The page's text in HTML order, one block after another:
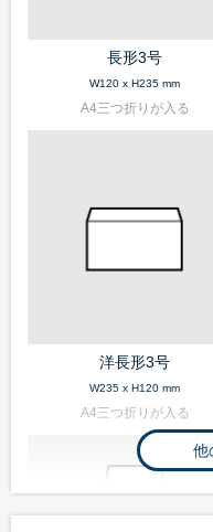
長形3号
W120 x H235 mm
A4三つ折りが入る
洋長形3号
W235 x H120 mm
A4三つ折りが入る